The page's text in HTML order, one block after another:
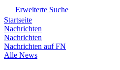
Erweiterte Suche
Startseite
Nachrichten
Nachrichten
Nachrichten auf FN
Alle News